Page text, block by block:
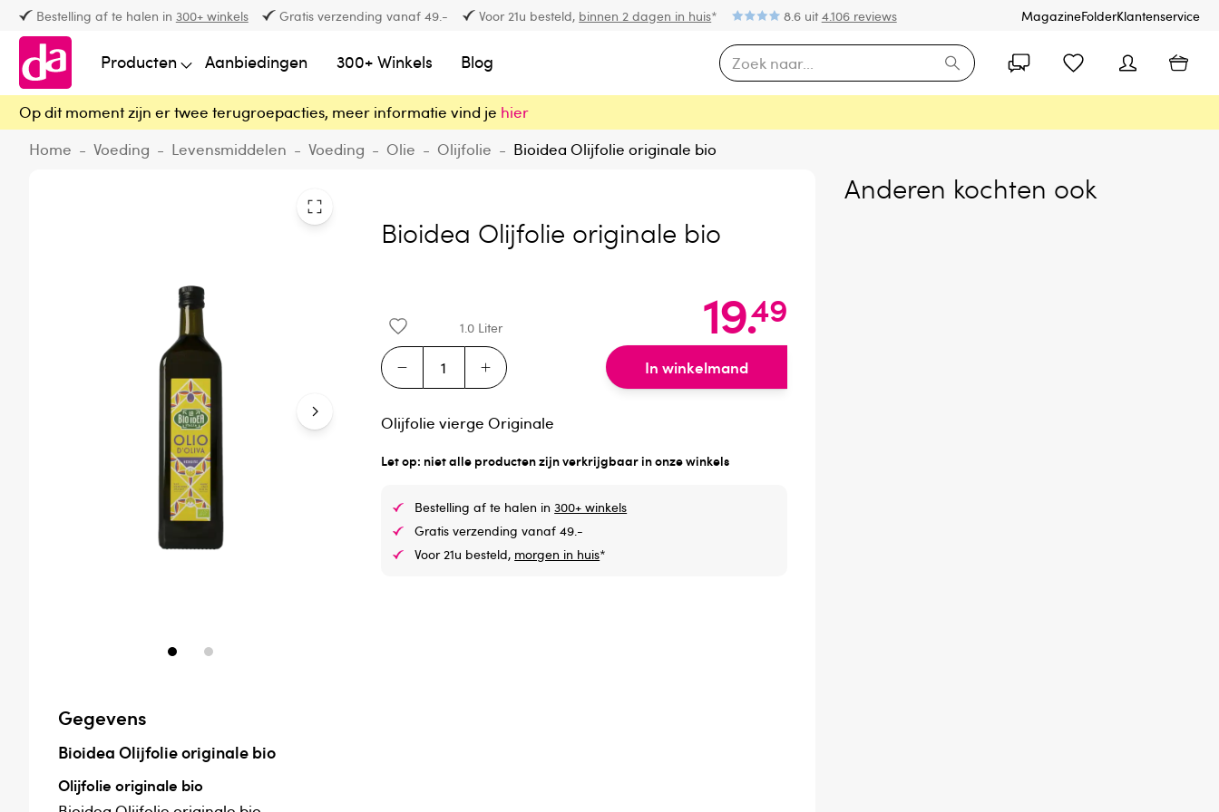
Bestelling af te halen in 300+ winkels Gratis verzending vanaf 49.- Voor 21u besteld, binnen 2 dagen in huis* 8.6 uit4.106 reviews MagazineFolderKlantenservice
Producten Aanbiedingen 300+ Winkels Blog
Op dit moment zijn er twee terugroepacties, meer informatie vind je hier
Home - Voeding - Levensmiddelen - Voeding - Olie - Olijfolie - Bioidea Olijfolie originale bio
Bioidea Olijfolie originale bio
1.0 Liter 19.49
In winkelmand
Olijfolie vierge Originale
Let op: niet alle producten zijn verkrijgbaar in onze winkels
Bestelling af te halen in300+ winkels
Gratis verzending vanaf 49.-
Voor 21u besteld, morgen in huis*
Gegevens
Bioidea Olijfolie originale bio
Olijfolie originale bio
Anderen kochten ook